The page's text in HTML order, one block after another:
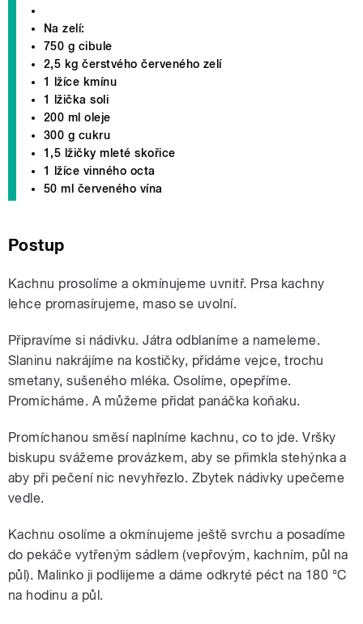
Na zelí:
750 g cibule
2,5 kg čerstvého červeného zelí
1 lžíce kmínu
1 lžička soli
200 ml oleje
300 g cukru
1,5 lžičky mleté skořice
1 lžíce vinného octa
50 ml červeného vína
Postup
Kachnu prosolíme a okmínujeme uvnitř. Prsa kachny
lehce promasírujeme, maso se uvolní.
Připravíme si nádivku. Játra odblaníme a nameleme.
Slaninu nakrájíme na kostičky, přidáme vejce, trochu
smetany, sušeného mléka. Osolíme, opepříme.
Promícháme. A můžeme přidat panáčka koňaku.
Promíchanou směsí naplníme kachnu, co to jde. Vršky
biskupu svážeme provázkem, aby se přimkla stehýnka a
aby při pečení nic nevyhřezlo. Zbytek nádivky upečeme
vedle.
Kachnu osolíme a okmínujeme ještě svrchu a posadíme
do pekáče vytřeným sádlem (vepřovým, kachním, půl na
půl). Malinko ji podlijeme a dáme odkryté péct na 180 °C
na hodinu a půl.